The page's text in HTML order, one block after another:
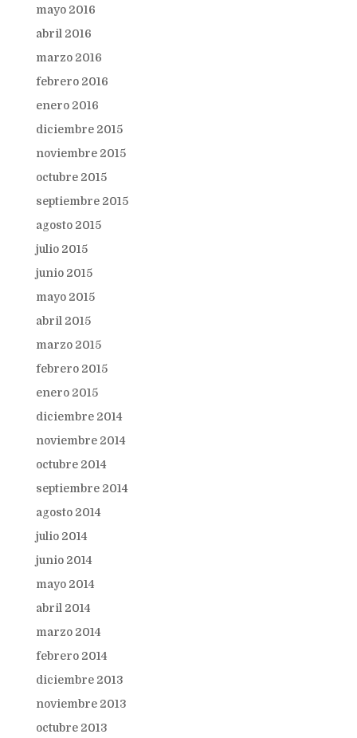
mayo 2016
abril 2016
marzo 2016
febrero 2016
enero 2016
diciembre 2015
noviembre 2015
octubre 2015
septiembre 2015
agosto 2015
julio 2015
junio 2015
mayo 2015
abril 2015
marzo 2015
febrero 2015
enero 2015
diciembre 2014
noviembre 2014
octubre 2014
septiembre 2014
agosto 2014
julio 2014
junio 2014
mayo 2014
abril 2014
marzo 2014
febrero 2014
diciembre 2013
noviembre 2013
octubre 2013